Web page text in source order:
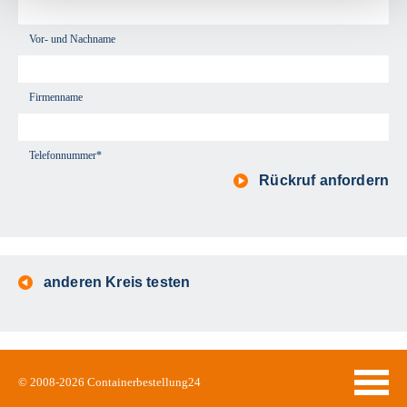
Vor- und Nachname
Firmenname
Telefonnummer*
Rückruf anfordern
anderen Kreis testen
© 2008-2026 Containerbestellung24